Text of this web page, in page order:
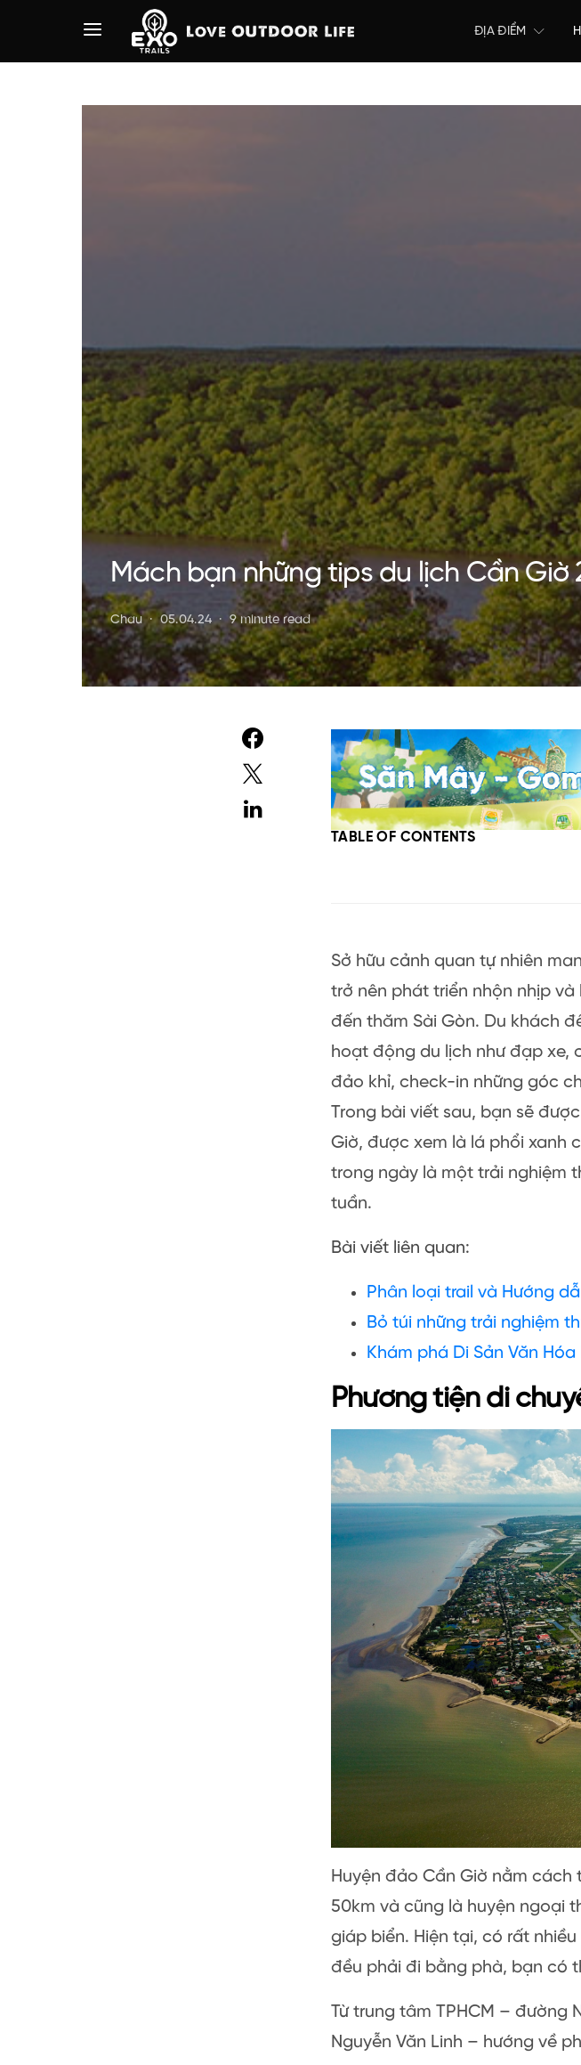
ĐỊA ĐIỂM
Mách bạn những tips du lịch Cần
Chau 05.04.24 9 minute read
TABLE OF CONTENTS
Sở hữu cảnh quan tự nhiên
trở nên phát triển nhộn nhịp
đến thăm Sài Gòn. Du khách
hoạt động du lịch như đạp xe,
đảo khỉ, check-in những góc
Trong bài viết sau, bạn sẽ
Giờ, được xem là lá phổi xanh
trong ngày là một trải nghiệm
tuần.
Bài viết liên quan:
Phân loại trail và Hướng
Bỏ túi những trải nghiệm
Khám phá Di Sản Văn
Phương tiện di
Huyện đảo Cần Giờ nằm cách
50km và cũng là huyện ngoại
giáp biển. Hiện tại, có rất
đều phải đi bằng phà, bạn có
Từ trung tâm TPHCM – đường
Nguyễn Văn Linh – hướng về